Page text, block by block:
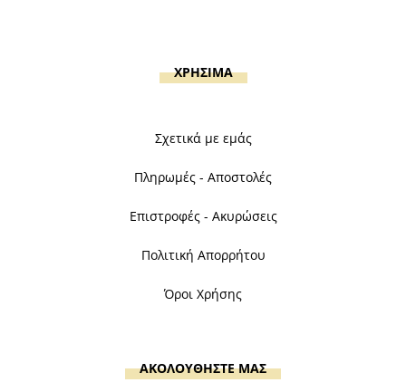
ΧΡΗΣΙΜΑ
Σχετικά με εμάς
Πληρωμές - Αποστολές
Επιστροφές - Ακυρώσεις
Πολιτική Απορρήτου
Όροι Χρήσης
ΑΚΟΛΟΥΘΗΣΤΕ ΜΑΣ